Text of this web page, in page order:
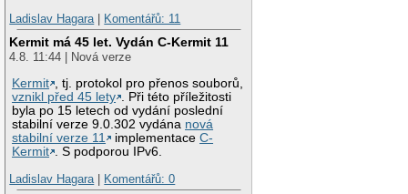
Ladislav Hagara | Komentářů: 11
Kermit má 45 let. Vydán C-Kermit 11
4.8. 11:44 | Nová verze
Kermit , tj. protokol pro přenos souborů,
vznikl před 45 lety . Při této příležitosti
byla po 15 letech od vydání poslední
stabilní verze 9.0.302 vydána nová
stabilní verze 11
implementaceC-
Kermit . S podporou IPv6.
Ladislav Hagara | Komentářů: 0